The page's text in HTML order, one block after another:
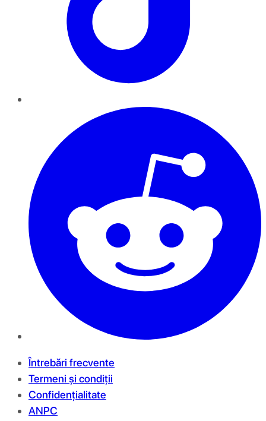
Întrebări frecvente
Termeni și condiții
Confidențialitate
ANPC